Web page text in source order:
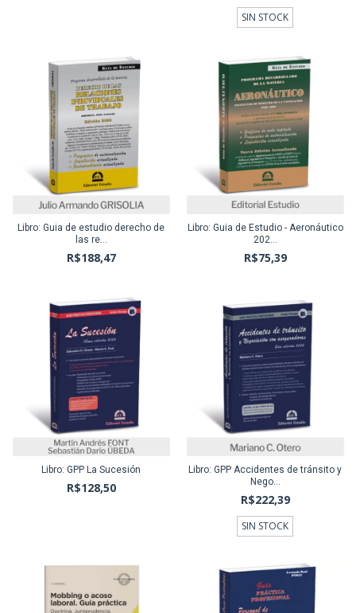
SIN STOCK
Libro: Guia de estudio derecho de
las re...
R$188,47
Libro: Guia de Estudio - Aeronáutico
202...
R$75,39
Libro: GPP La Sucesión
R$128,50
Libro: GPP Accidentes de tránsito y
Nego...
R$222,39
SIN STOCK